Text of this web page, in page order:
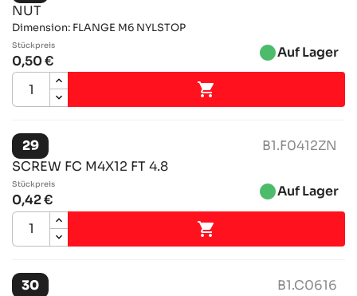
NUT
Dimension: FLANGE M6 NYLSTOP
Stückpreis
0,50 € brightness_1Auf Lager

29
B1.F0412ZN
SCREW FC M4X12 FT 4.8
Stückpreis
0,42 € brightness_1Auf Lager

30
B1.C0616